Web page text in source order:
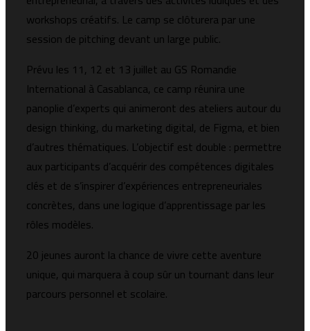
workshops créatifs. Le camp se clôturera par une
session de pitching devant un large public.
Prévu les 11, 12 et 13 juillet au GS Romandie
International à Casablanca, ce camp réunira une
panoplie d’experts qui animeront des ateliers autour du
design thinking, du marketing digital, de Figma, et bien
d’autres thématiques. L’objectif est double : permettre
aux participants d’acquérir des compétences digitales
clés et de s’inspirer d’expériences entrepreneuriales
concrètes, dans une logique d’apprentissage par les
rôles modèles.
20 jeunes auront la chance de vivre cette aventure
unique, qui marquera à coup sûr un tournant dans leur
parcours personnel et scolaire.